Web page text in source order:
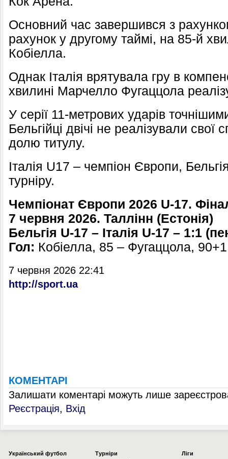
Основний час завершився з
рахунок у другому таймі, на 85-й
Кобіелла.
Однак Італія врятувала гру в
хвилині Марчелло Фугаццола
У серії 11-метрових ударів
Бельгійці двічі не реалізували
долю титулу.
Італія U17 – чемпіон Європи,
турніру.
Чемпіонат Європи 2026 U-17.
7 червня 2026. Таллінн (Естонія)
Бельгія U-17 – Італія U-17 – 1:1
Гол: Кобіелла, 85 – Фугаццола,
7 червня 2026 22:41
http://sport.ua
КОМЕНТАРІ
Залишати коментарі можуть лише
Реєстрація, Вхід
Українcький футбол
Турніри
Ліги